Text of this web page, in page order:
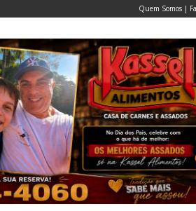
Quem Somos |